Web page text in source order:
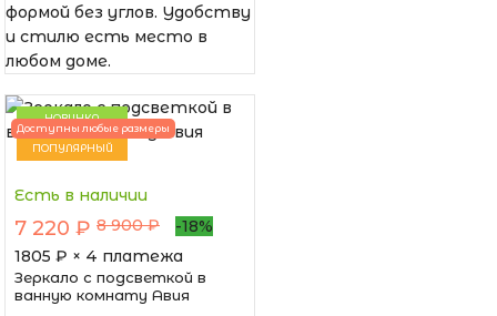
формой без углов. Удобству
и стилю есть место в
любом доме.
НОВИНКА
ПОПУЛЯРНЫЙ
Доступны любые размеры
Есть в наличии
7 220 ₽ 8 900 ₽
-18%
1805 ₽ × 4 платежа
Зеркало с подсветкой в
ванную комнату Авия